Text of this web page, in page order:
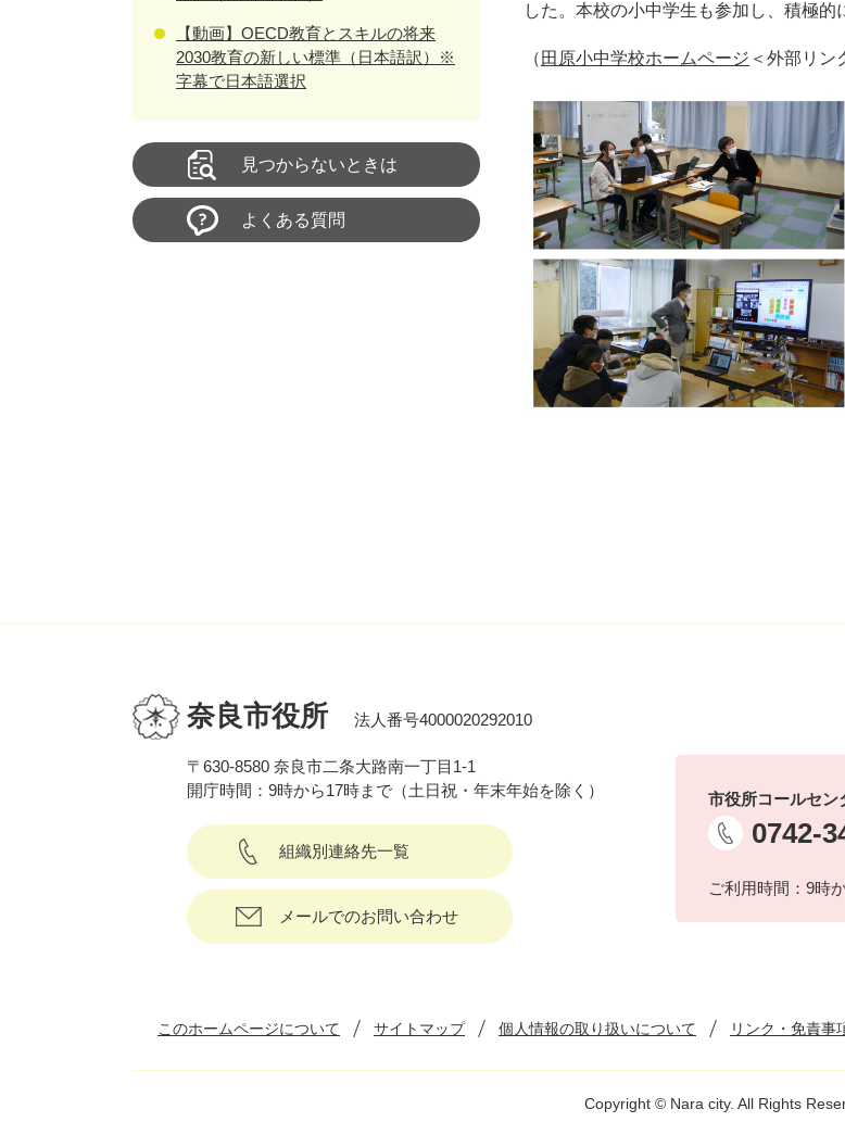
した。本校の小中学生も参加し、積極的
（ 田原小中学校ホームページ ＜外部リン
【動画】OECD教育とスキルの将来
2030教育の新しい標準（日本語訳）※
字幕で日本語選択
見つからないときは
よくある質問
奈良市役所 法人番号4000020292010
〒630-8580 奈良市二条大路南一丁目1-1
開庁時間：9時から17時まで（土日祝・年末年始を除く）
組織別連絡先一覧
メールでのお問い合わせ
市役所コールセン
0742-
ご利用時間：9時
このホームページについて サイトマップ 個人情報の取り扱いについて リンク・免責事
Copyright © Nara city. All Rights